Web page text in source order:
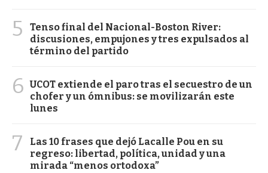
5
Tenso final del Nacional-Boston River:
discusiones, empujones y tres expulsados al
término del partido
6 UCOT extiende el paro tras el secuestro de un
chofer y un ómnibus: se movilizarán este
lunes
7
Las 10 frases que dejó Lacalle Pou en su
regreso: libertad, política, unidad y una
mirada “menos ortodoxa”